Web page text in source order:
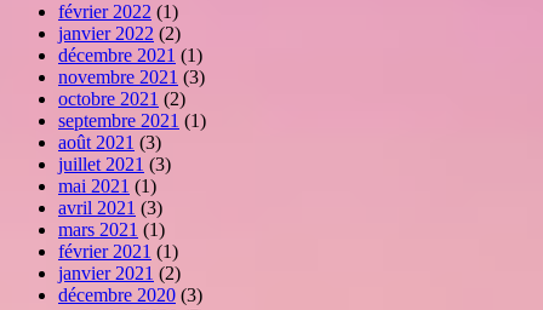
février 2022 (1)
janvier 2022 (2)
décembre 2021 (1)
novembre 2021 (3)
octobre 2021 (2)
septembre 2021 (1)
août 2021 (3)
juillet 2021 (3)
mai 2021 (1)
avril 2021 (3)
mars 2021 (1)
février 2021 (1)
janvier 2021 (2)
décembre 2020 (3)